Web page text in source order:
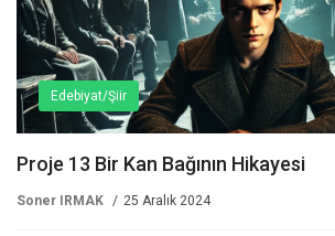
Edebiyat/Şiir
Proje 13 Bir Kan Bağının Hikayesi
Soner IRMAK 25 Aralık 2024